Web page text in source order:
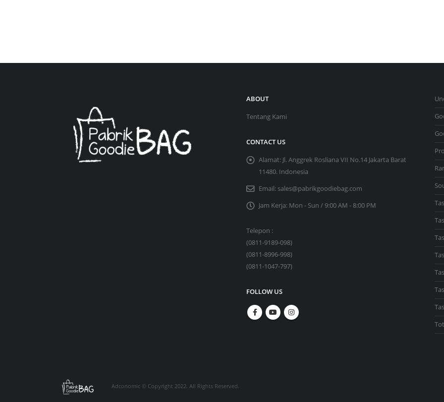
ABOUT
Tentang Kami
CONTACT US
Alamat: Jl. Anggrek Rosliana VII No.14 Jakarta Barat
11480. Indonesia
Email:sales@pabrikgoodiebag.com
Jam Kerja: Mon - Sun / 9:00 AM - 8:00 PM
Telepon :
(0811-9189-098)
(0811-8996-998)
(0811-1047-797)
FOLLOW US
Adconomic © Copyright 2022. All Rights Reserved.